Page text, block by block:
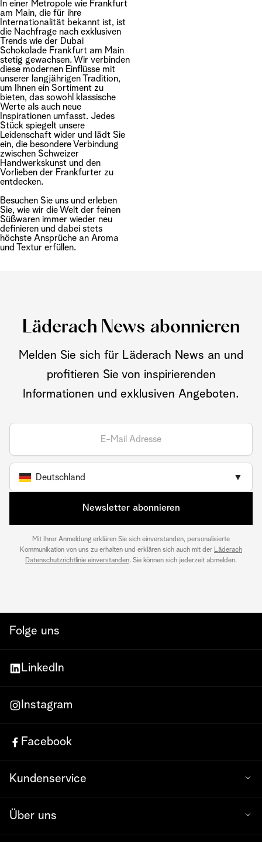
In einer Metropole wie Frankfurt
am Main, die für ihre
Internationalität bekannt ist, ist
die Nachfrage nach exklusiven
Trends wie der Dubai
Schokolade Frankfurt am Main
stetig gewachsen. Wir verbinden
diese modernen Einflüsse mit
unserer langjährigen Tradition,
um Ihnen ein Sortiment zu
bieten, das sowohl klassische
Werte als auch neue
Inspirationen umfasst. Jedes
Stück spiegelt unsere
Leidenschaft wider und lädt Sie
ein, die besondere Verbindung
zwischen Schweizer
Handwerkskunst und den
Vorlieben der Frankfurter zu
entdecken.
Besuchen Sie uns und erleben
Sie, wie wir die Welt der feinen
Süßwaren immer wieder neu
definieren und dabei stets
höchste Ansprüche an Aroma
und Textur erfüllen.
Läderach News abonnieren
Melden Sie sich für Läderach News an und
profitieren Sie von inspirierenden
Informationen und exklusiven Angeboten.
Deutschland ▼
Newsletter abonnieren
Mit Ihrer Anmeldung erklären Sie sich einverstanden, personalisierte
Kommunikation von uns zu erhalten und erklären sich auch mit der Läderach
Datenschutzrichtlinie einverstanden. Sie können sich jederzeit abmelden.
Folge uns
LinkedIn
Instagram
Facebook
Kundenservice
Über uns